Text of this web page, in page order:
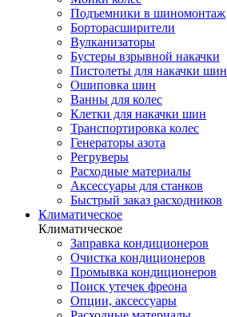
Подъемники в шиномонтаж
Борторасширители
Вулканизаторы
Бустеры взрывной накачки
Пистолеты для накачки шин
Ошиповка шин
Ванны для колес
Клетки для накачки шин
Транспортировка колес
Генераторы азота
Регруверы
Расходные материалы
Аксессуары для станков
Быстрый заказ расходников
Климатическое
Климатическое
Заправка кондиционеров
Очистка кондиционеров
Промывка кондиционеров
Поиск утечек фреона
Опции, аксессуары